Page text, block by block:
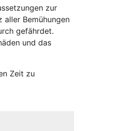
zur
aller Bemühungen
gefährdet.
und das
Zeit zu